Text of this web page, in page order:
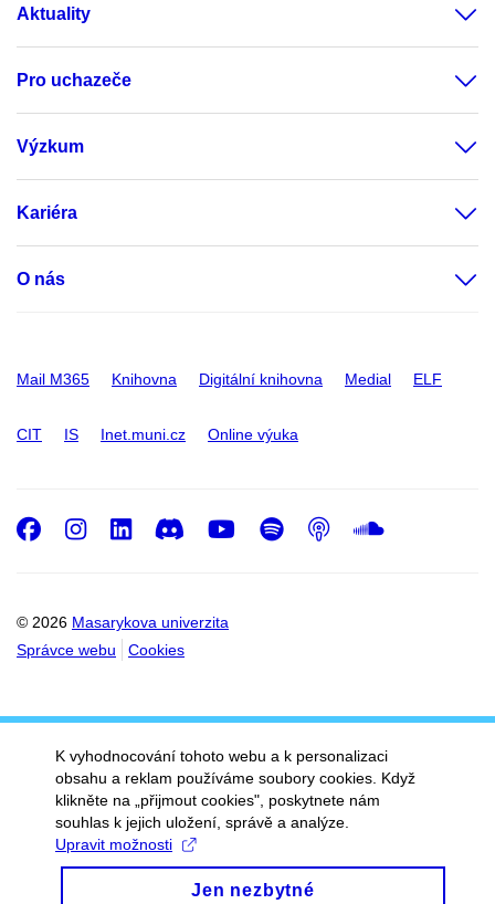
Aktuality
Pro uchazeče
Výzkum
Kariéra
O nás
Mail M365 Knihovna Digitální knihovna Medial ELF
CIT IS Inet.muni.cz Online výuka
© 2026 Masarykova univerzita
Správce webu
Cookies
Facebook
Instagram
LinkedIn
DiscordYoutube
Spotify
Podcast
K vyhodnocování tohoto webu a k personalizaci
obsahu a reklam používáme soubory cookies. Když
klikněte na „přijmout cookies", poskytnete nám
souhlas k jejich uložení, správě a analýze.
Upravit možnosti
Jen nezbytné